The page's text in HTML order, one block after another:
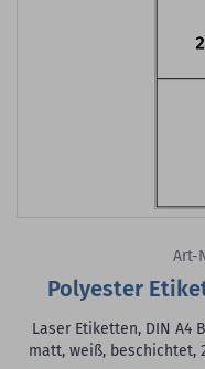
Art-
Polyester
Laser Etiketten, DIN A4
matt, weiß, beschichtet,